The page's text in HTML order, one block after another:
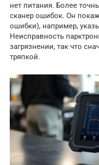
нет питания. Более
сканер ошибок. Он
ошибки), например,
Неисправность
загрязнении, так что
тряпкой.